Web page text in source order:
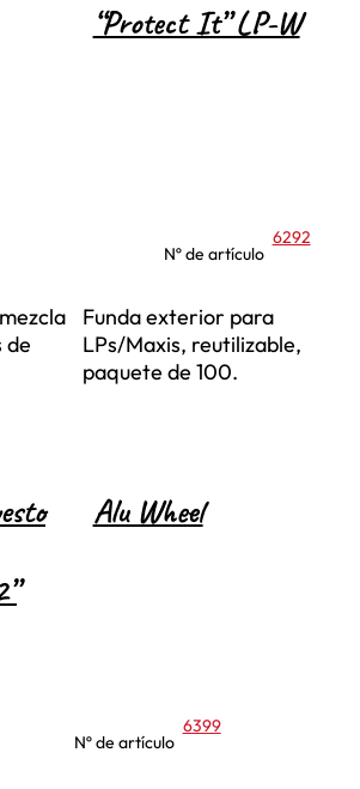
de
“Protect It” LP-W
Nº de artículo
6292
Funda exterior para
LPs/Maxis, reutilizable,
paquete de 100.
Alu Wheel
Nº de artículo
6399